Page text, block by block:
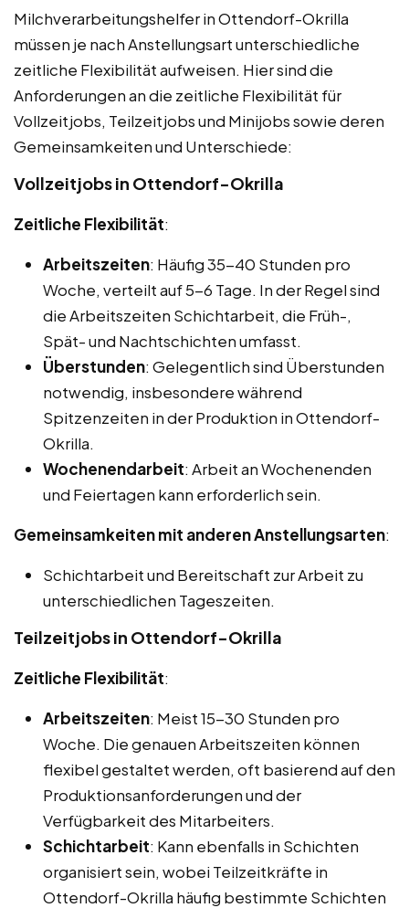
Milchverarbeitungshelfer in Ottendorf-Okrilla
müssen je nach Anstellungsart unterschiedliche
zeitliche Flexibilität aufweisen. Hier sind die
Anforderungen an die zeitliche Flexibilität für
Vollzeitjobs, Teilzeitjobs und Minijobs sowie deren
Gemeinsamkeiten und Unterschiede:
Vollzeitjobs in Ottendorf-Okrilla
Zeitliche Flexibilität:
Arbeitszeiten: Häufig 35-40 Stunden pro
Woche, verteilt auf 5-6 Tage. In der Regel sind
die Arbeitszeiten Schichtarbeit, die Früh-,
Spät- und Nachtschichten umfasst.
Überstunden: Gelegentlich sind Überstunden
notwendig, insbesondere während
Spitzenzeiten in der Produktion in Ottendorf-
Okrilla.
Wochenendarbeit: Arbeit an Wochenenden
und Feiertagen kann erforderlich sein.
Gemeinsamkeiten mit anderen Anstellungsarten:
Schichtarbeit und Bereitschaft zur Arbeit zu
unterschiedlichen Tageszeiten.
Teilzeitjobs in Ottendorf-Okrilla
Zeitliche Flexibilität:
Arbeitszeiten: Meist 15-30 Stunden pro
Woche. Die genauen Arbeitszeiten können
flexibel gestaltet werden, oft basierend auf den
Produktionsanforderungen und der
Verfügbarkeit des Mitarbeiters.
Schichtarbeit: Kann ebenfalls in Schichten
organisiert sein, wobei Teilzeitkräfte in
Ottendorf-Okrilla häufig bestimmte Schichten